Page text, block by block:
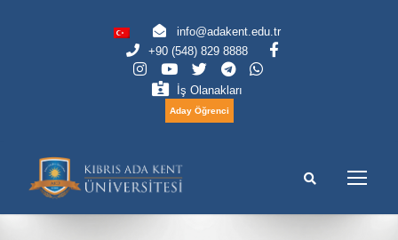
info@adakent.edu.tr
+90 (548) 829 8888
İş Olanakları
Aday Öğrenci